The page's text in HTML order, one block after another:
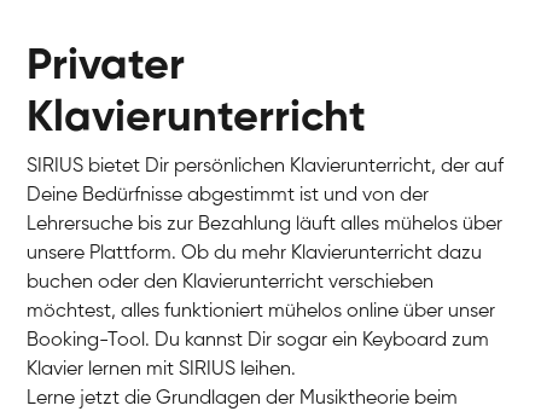
Charlotte
Klavier / Piano / Flügel
Privater
Klavierunterricht
SIRIUS bietet Dir persönlichen Klavierunterricht, der auf
Deine Bedürfnisse abgestimmt ist und von der
Lehrersuche bis zur Bezahlung läuft alles mühelos über
unsere Plattform. Ob du mehr Klavierunterricht dazu
buchen oder den Klavierunterricht verschieben
möchtest, alles funktioniert mühelos online über unser
Booking-Tool. Du kannst Dir sogar ein Keyboard zum
Klavier lernen mit SIRIUS leihen.
Lerne jetzt die Grundlagen der Musiktheorie beim